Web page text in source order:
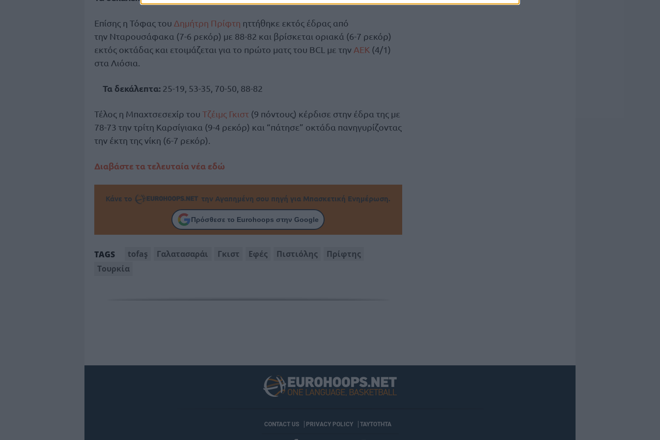
Επίσης η Τόφας του Δημήτρη Πρίφτη ηττήθηκε εκτός έδρας από
την Νταρουσάφακα (7-6 ρεκόρ) με 88-82 και βρίσκεται οριακά (6-7 ρεκόρ)
εκτός οκτάδας και ετοιμάζεται για το πρώτο ματς του BCL με την ΑΕΚ (4/1)
στα Λιόσια.
Τα δεκάλεπτα:25-19, 53-35, 70-50, 88-82
Τέλος η Μπαχτσεσεχίρ του Τζέιμς Γκιστ (9 πόντους) κέρδισε στην έδρα της με
78-73 την τρίτη Καρσίγιακα (9-4 ρεκόρ) και “πάτησε” οκτάδα πανηγυρίζοντας
την έκτη της νίκη (6-7 ρεκόρ).
Διαβάστε τα τελευταία νέα εδώ
Κάνε το την Αγαπημένη σου πηγή για Μπασκετική Ενημέρωση.
Πρόσθεσε το Eurohoops στην Google
TAGS tofaş Γαλατασαράι Γκιστ Εφές Πιστιόλης
Πρίφτης
Τουρκία
CONTACT US PRIVACY POLICY ΤΑΥΤΟΤΗΤΑ